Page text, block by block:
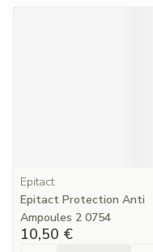
Epitact
Epitact Protection Anti
Ampoules 2 0754
10,50 €